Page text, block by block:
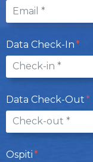
Data Check-In
Data Check-Out
Ospiti